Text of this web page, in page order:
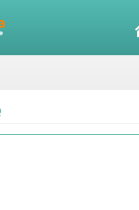
de lots
indésirables